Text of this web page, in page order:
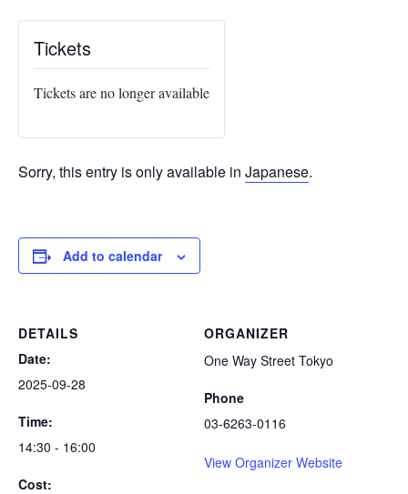
Tickets
Tickets are no longer available
Sorry, this entry is only available in Japanese.
Add to calendar
DETAILS
Date:
2025-09-28
Time:
14:30 - 16:00
Cost:
ORGANIZER
One Way Street Tokyo
Phone
03-6263-0116
View Organizer Website